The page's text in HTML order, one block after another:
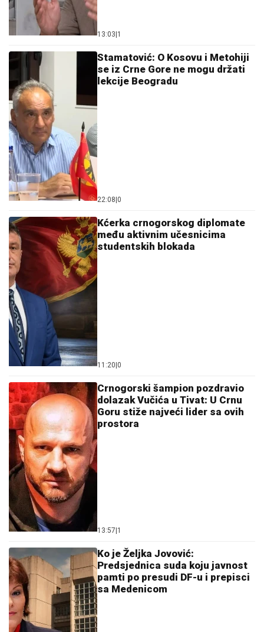
13:03|1
Stamatović: O Kosovu i Metohiji
se iz Crne Gore ne mogu držati
lekcije Beogradu
22:08|0
Kćerka crnogorskog diplomate
među aktivnim učesnicima
studentskih blokada
11:20|0
Crnogorski šampion pozdravio
dolazak Vučića u Tivat: U Crnu
Goru stiže najveći lider sa ovih
prostora
13:57|1
Ko je Željka Jovović:
Predsjednica suda koju javnost
pamti po presudi DF-u i prepisci
sa Medenicom